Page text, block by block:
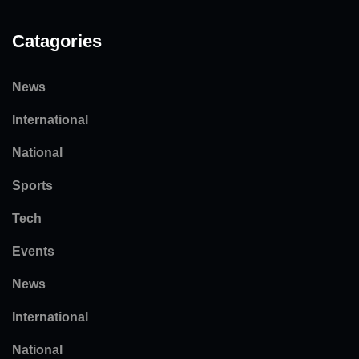
Catagories
News
International
National
Sports
Tech
Events
News
International
National